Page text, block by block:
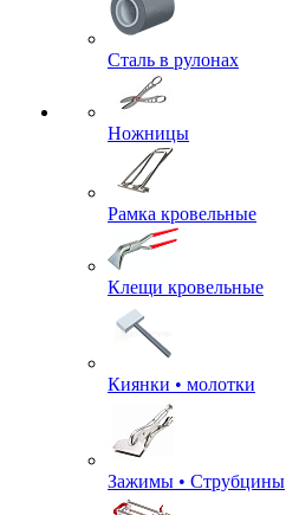
Сталь в рулонах
Ножницы
Рамка кровельные
Клещи кровельные
Киянки • молотки
Зажимы • Струбцины